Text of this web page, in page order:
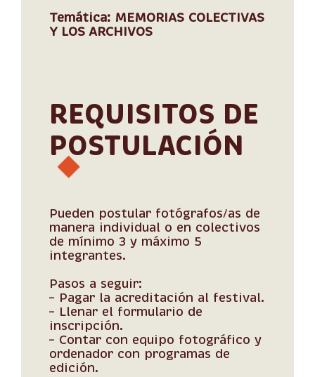
Temática: MEMORIAS COLECTIVAS
Y LOS ARCHIVOS
REQUISITOS DE
POSTULACIÓN
Pueden postular fotógrafos/as de
manera individual o en colectivos
de mínimo 3 y máximo 5
integrantes.
Pasos a seguir:
– Pagar la acreditación al festival.
– Llenar el formulario de
inscripción.
– Contar con equipo fotográfico y
ordenador con programas de
edición.